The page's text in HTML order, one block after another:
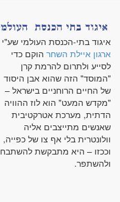
איגוד בתי-הכנסת העולמי שע"י
ארגון איילת השחר הוקם כדי
לסייע ולתרום להרמת קרן
"המוסד" הזה שהוא אבן היסוד
של החיים הרוחניים בישראל –
"מקדש המעט" הוא לוז ההוויה
הדתית, מערכת אטרקטיבית
שאנשים מתייצבים אליה
וולונטרית בלי אף צו של כפייה,
וככזו – היא מתבקשת להשתבח
ולהשתפר.